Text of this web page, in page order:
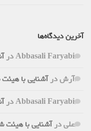
آخرین دیدگاه‌ها
Abbasali Faryabiدر
آرشدرآشنایی با هیئت
Abbasali Faryabiدر
علیدرآشنایی با هیئت